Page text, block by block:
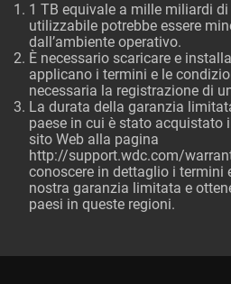
1 TB equivale a mille miliardi
utilizzabile potrebbe essere
dall’ambiente operativo.
È necessario scaricare e
applicano i termini e le
necessaria la registrazione di
La durata della garanzia
paese in cui è stato acquistato
sito Web alla pagina
http://support.wdc.com/
conoscere in dettaglio i termini
nostra garanzia limitata e
paesi in queste regioni.